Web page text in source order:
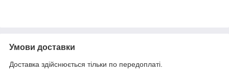
Умови доставки
Доставка здійснюється тільки по передоплаті.